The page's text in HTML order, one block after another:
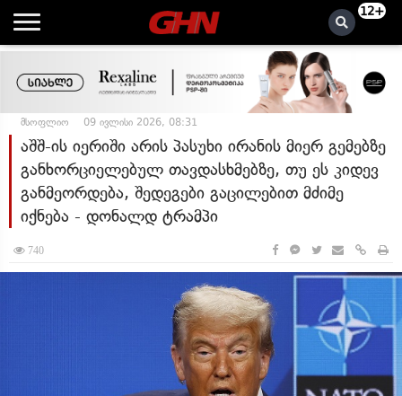
12+
მსოფლიო 09 ივლისი 2026, 08:31
აშშ-ის იერიში არის პასუხი ირანის მიერ გემებზე
განხორციელებულ თავდასხმებზე, თუ ეს კიდევ
განმეორდება, შედეგები გაცილებით მძიმე
იქნება - დონალდ ტრამპი
740